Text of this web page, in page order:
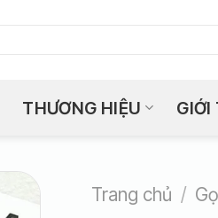
THƯƠNG HIỆU GIỚI
Trang chủ /